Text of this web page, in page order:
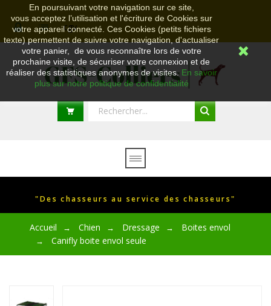
En poursuivant votre navigation sur ce site,
vous acceptez l’utilisation et l'écriture de Cookies sur
votre appareil connecté. Ces Cookies (petits fichiers
texte) permettent de suivre votre navigation, d'actualiser
votre panier, de vous reconnaître lors de votre
prochaine visite, de sécuriser votre connexion et de
réaliser des statistiques anonymes de visites. En savoir
plus sur notre politique de confidentialité
cgv
"Des chasseurs au service des chasseurs"
Accueil → Chien → Dressage → Boites envol
→ Canifly boite envol seule